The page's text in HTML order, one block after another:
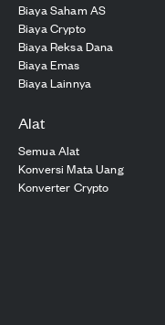
Biaya Saham AS
Biaya Crypto
Biaya Reksa Dana
Biaya Emas
Biaya Lainnya
Alat
Semua Alat
Konversi Mata Uang
Konverter Crypto